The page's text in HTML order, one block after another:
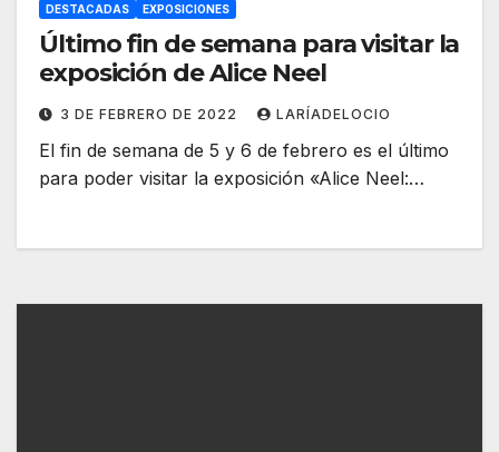
DESTACADAS EXPOSICIONES
Último fin de semana para visitar la
exposición de Alice Neel
3 DE FEBRERO DE 2022 LARÍADELOCIO
El fin de semana de 5 y 6 de febrero es el último
para poder visitar la exposición «Alice Neel:…